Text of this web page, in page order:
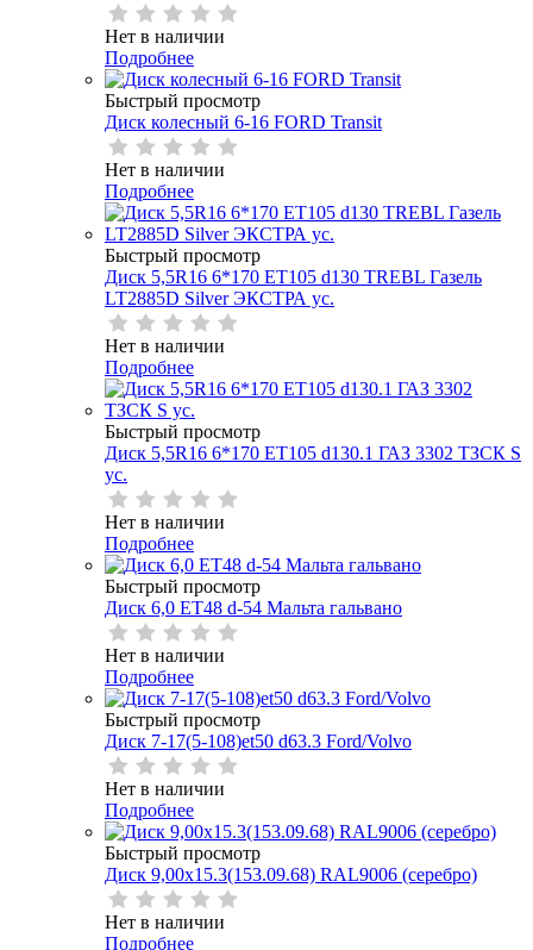
Нет в наличии
Подробнее
Быстрый просмотр
Диск колесный 6-16 FORD Transit
Нет в наличии
Подробнее
Быстрый просмотр
Диск 5,5R16 6*170 ET105 d130 TREBL Газель
LT2885D Silver ЭКСТРА ус.
Нет в наличии
Подробнее
Быстрый просмотр
Диск 5,5R16 6*170 ET105 d130.1 ГАЗ 3302 ТЗСК S
ус.
Нет в наличии
Подробнее
Быстрый просмотр
Диск 6,0 ЕТ48 d-54 Мальта гальвано
Нет в наличии
Подробнее
Быстрый просмотр
Диск 7-17(5-108)et50 d63.3 Ford/Volvo
Нет в наличии
Подробнее
Быстрый просмотр
Диск 9,00х15.3(153.09.68) RAL9006 (серебро)
Нет в наличии
Подробнее